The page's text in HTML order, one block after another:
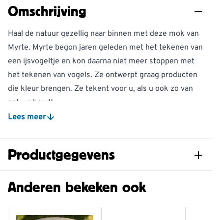
Omschrijving
Haal de natuur gezellig naar binnen met deze mok van
Myrte. Myrte begon jaren geleden met het tekenen van
een ijsvogeltje en kon daarna niet meer stoppen met
het tekenen van vogels. Ze ontwerpt graag producten
die kleur brengen. Ze tekent voor u, als u ook zo van
natuur houdt.
Deze mok is voorzien van een tekening van een
tekeningen met mooie kleurstellingen. De mokken zijn
gemaakt van porselein en zijn vaatwasserbestendig.
210-220 ml (9 cm hoog); 310 ml compleet vol
Lees meer
Productgegevens
Artikelnummer 979670119
Anderen bekeken ook